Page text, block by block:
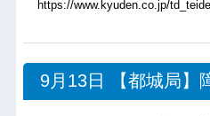
https://www.kyuden.co.jp/
9月13日 【都城局】